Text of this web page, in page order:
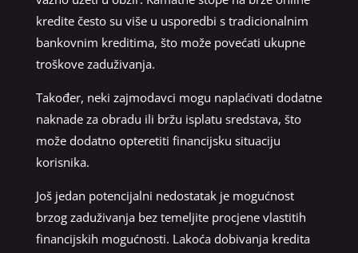
kredite često su više u usporedbi s tradicionalnim
bankovnim kreditima, što može povećati ukupne
troškove zaduživanja.
Također, neki zajmodavci mogu naplaćivati dodatne
naknade za obradu ili bržu isplatu sredstava, što
može dodatno opteretiti financijsku situaciju
korisnika.
Još jedan potencijalni nedostatak je mogućnost
brzog zaduživanja bez temeljite procjene vlastitih
financijskih mogućnosti. Lakoća dobivanja kredita